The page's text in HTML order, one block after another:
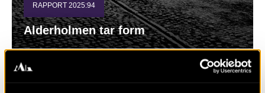
RAPPORT 2025:94
Alderholmen tar form